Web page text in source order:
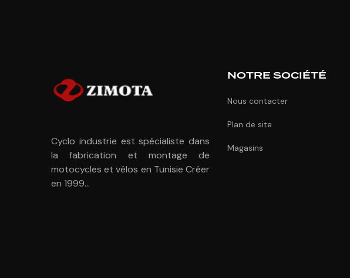
Cyclo industrie est spécialiste dans
la fabrication et montage de
motocycles et vélos en Tunisie Créer
en 1999...
NOTRE SOCIÉTÉ
Nous contacter
Plan de site
Magasins